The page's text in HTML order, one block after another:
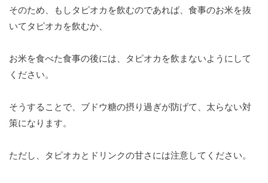
そのため、もしタピオカを飲むのであれば、食事のお米を抜
いてタピオカを飲むか、
お米を食べた食事の後には、タピオカを飲まないようにして
ください。
そうすることで、ブドウ糖の摂り過ぎが防げて、太らない対
策になります。
ただし、タピオカとドリンクの甘さには注意してください。